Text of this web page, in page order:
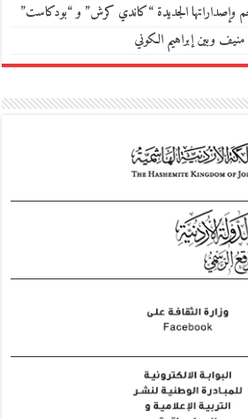
وإصداراتها الجديدة “كاندي كرش” و “بودكاست”
وبين إبراهيم الكوني